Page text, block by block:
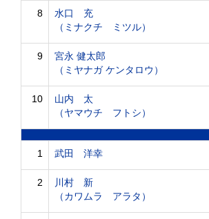
8
水口 充
（ミナクチ ミツル）
9
宮永 健太郎
（ミヤナガ ケンタロウ）
10
山内 太
（ヤマウチ フトシ）
1 武田 洋幸
2
川村 新
（カワムラ アラタ）